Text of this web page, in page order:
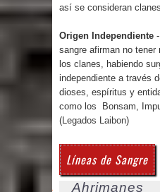
así se consideran
Origen Independiente
sangre afirman no tener
los clanes, habiendo
independiente a través
dioses, espíritus y
como los Bonsam,
(Legados Laibon)
Líneas de Sangre
Ahrimanes